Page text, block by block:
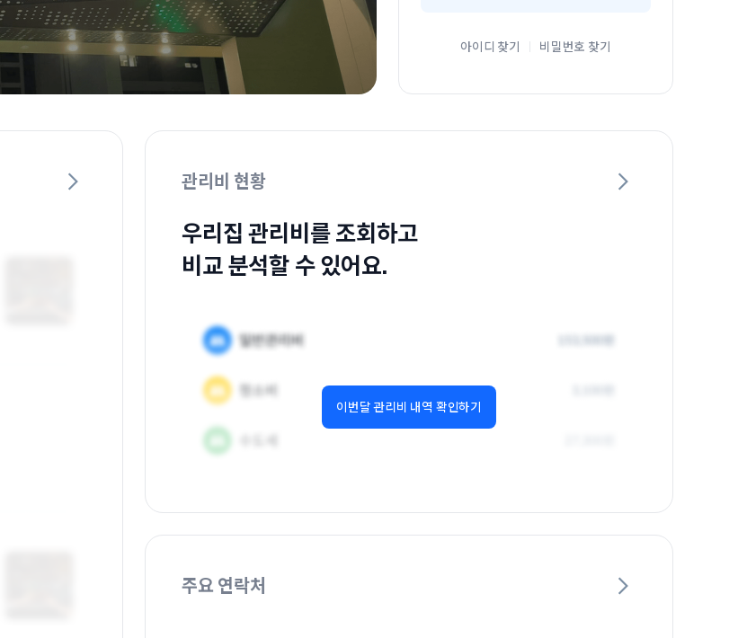
아이디 찾기 비밀번호 찾기
관리비 현황
우리집 관리비를 조회하고
비교 분석할 수 있어요.
이번달 관리비 내역 확인하기
주요 연락처